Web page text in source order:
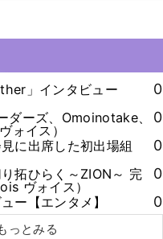
」インタビュー
0
ダーズ、Omoinotake、
ォイス）
0
に出席した初出場組
0
拓ひらく～ZION～ 完
ヴォイス）
0
ー【エンタメ】 0
っとみる